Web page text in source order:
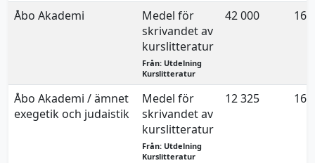
Åbo Akademi
Medel för
skrivandet av
kurslitteratur
Från: Utdelning
Kurslitteratur
42 000
Åbo Akademi / ämnet
exegetik och judaistik
Medel för
skrivandet av
kurslitteratur
Från: Utdelning
Kurslitteratur
12 325